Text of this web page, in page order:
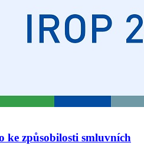
ke způsobilosti smluvních